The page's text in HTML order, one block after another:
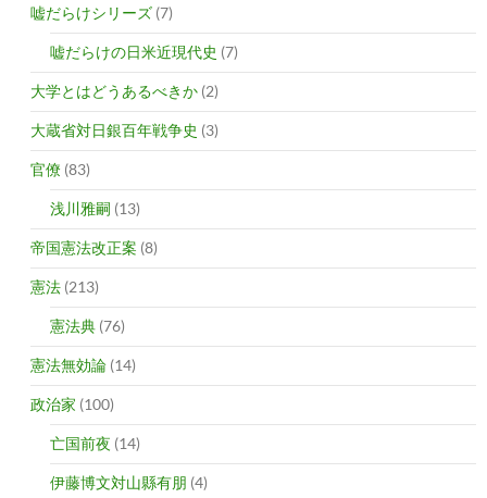
嘘だらけシリーズ (7)
嘘だらけの日米近現代史 (7)
大学とはどうあるべきか (2)
大蔵省対日銀百年戦争史 (3)
官僚 (83)
浅川雅嗣 (13)
帝国憲法改正案 (8)
憲法 (213)
憲法典 (76)
憲法無効論 (14)
政治家 (100)
亡国前夜 (14)
伊藤博文対山縣有朋 (4)